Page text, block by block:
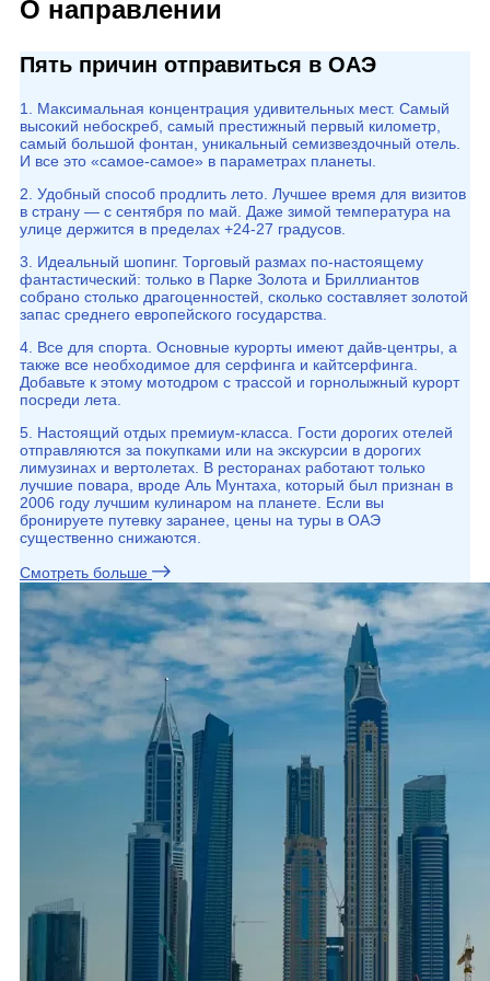
О направлении
Пять причин отправиться в ОАЭ
1. Максимальная концентрация удивительных мест. Самый
высокий небоскреб, самый престижный первый километр,
самый большой фонтан, уникальный семизвездочный отель.
И все это «самое-самое» в параметрах планеты.
2. Удобный способ продлить лето. Лучшее время для визитов
в страну — с сентября по май. Даже зимой температура на
улице держится в пределах +24-27 градусов.
3. Идеальный шопинг. Торговый размах по-настоящему
фантастический: только в Парке Золота и Бриллиантов
собрано столько драгоценностей, сколько составляет золотой
запас среднего европейского государства.
4. Все для спорта. Основные курорты имеют дайв-центры, а
также все необходимое для серфинга и кайтсерфинга.
Добавьте к этому мотодром с трассой и горнолыжный курорт
посреди лета.
5. Настоящий отдых премиум-класса. Гости дорогих отелей
отправляются за покупками или на экскурсии в дорогих
лимузинах и вертолетах. В ресторанах работают только
лучшие повара, вроде Аль Мунтаха, который был признан в
2006 году лучшим кулинаром на планете. Если вы
бронируете путевку заранее, цены на туры в ОАЭ
существенно снижаются.
Смотреть больше